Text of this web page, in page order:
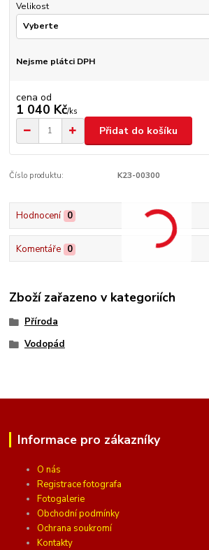
Velikost
Nejsme plátci DPH
cena od
1 040 Kč/ks
Přidat do košíku
Číslo produktu: K23-00300
Hodnocení 0
Komentáře 0
Zboží zařazeno v kategoriích
Příroda
Vodopád
Informace pro zákazníky
O nás
Registrace fotografa
Fotogalerie
Obchodní podmínky
Ochrana soukromí
Kontakty